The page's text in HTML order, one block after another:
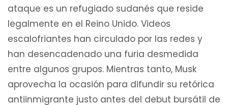
ataque es un refugiado sudanés que reside
legalmente en el Reino Unido. Videos
escalofriantes han circulado por las redes y
han desencadenado una furia desmedida
entre algunos grupos. Mientras tanto, Musk
aprovecha la ocasión para difundir su retórica
antiinmigrante justo antes del debut bursátil de